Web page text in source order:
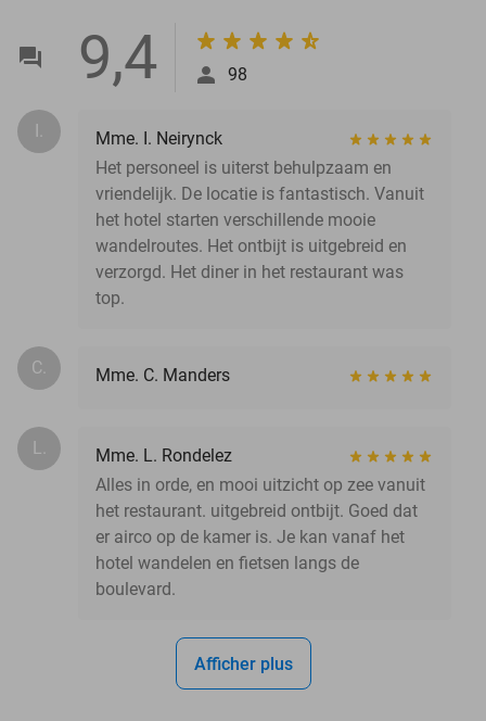
9,4 98
I.
Mme. I. Neirynck
Het personeel is uiterst behulpzaam en
vriendelijk. De locatie is fantastisch. Vanuit
het hotel starten verschillende mooie
wandelroutes. Het ontbijt is uitgebreid en
verzorgd. Het diner in het restaurant was
top.
C. Mme. C. Manders
L.
Mme. L. Rondelez
Alles in orde, en mooi uitzicht op zee vanuit
het restaurant. uitgebreid ontbijt. Goed dat
er airco op de kamer is. Je kan vanaf het
hotel wandelen en fietsen langs de
boulevard.
Afficher plus